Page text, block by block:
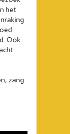
het
Ook
zang